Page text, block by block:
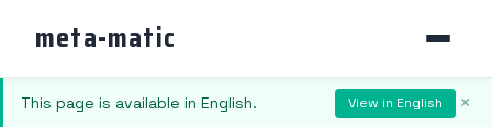
meta-matic
This page is available in English. View in English ×